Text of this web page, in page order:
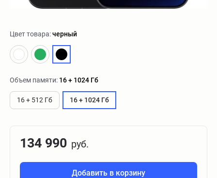
Цвет товара:черный
Объем памяти: 16 + 1024 Гб
16 + 512 Гб 16 + 1024 Гб
134 990 руб.
Добавить в корзину